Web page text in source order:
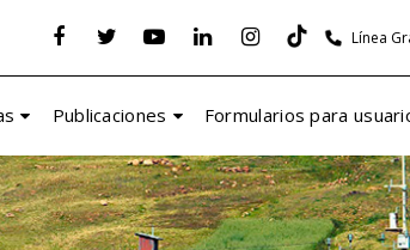
Línea
Publicaciones Formularios para